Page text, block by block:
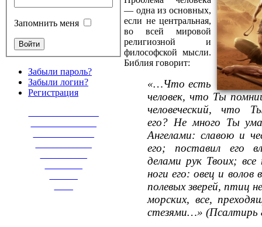
Запомнить меня
Забыли пароль?
Забыли логин?
Регистрация
— одна из основных,
если не центральная,
во всей мировой
религиозной и
философской мысли.
Библия говорит:
«…Что есть
человек, что Ты
человеческий, что
его? Не много Ты
Ангелами: славою и
его; поставил его
делами рук Твоих;
ноги его: овец и волов
полевых зверей, птиц
морских, все,
стезями…» (Псалтирь